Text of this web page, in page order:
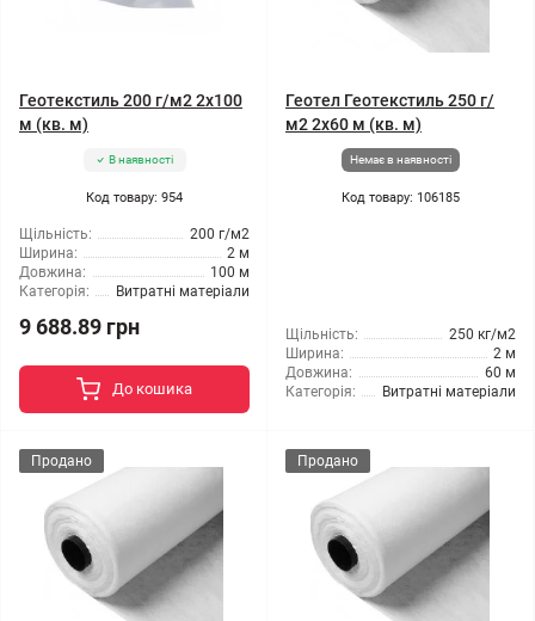
Геотекстиль 200 г/м2 2x100
м (кв. м)
В наявності
Код товару: 954
Щільність:
200 г/м2
Ширина:
2 м
Довжина:
100 м
Категорія:
Витратні матеріали
9 688.89 грн
До кошика
Геотел Геотекстиль 250 г/
м2 2x60 м (кв. м)
Немає в наявності
Код товару: 106185
Щільність:
250 кг/м2
Ширина:
2 м
Довжина:
60 м
Категорія:
Витратні матеріали
Продано Продано